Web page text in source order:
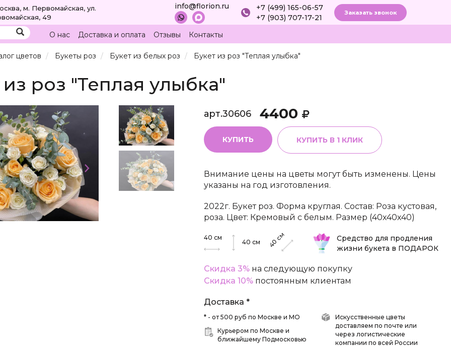
м. Первомайская, ул.
49
info@florion.ru
+7 (499) 165-06-57
+7 (903) 707-17-21
Заказать звонок
О нас Доставка и оплата Отзывы Контакты
цветов Букеты роз Букет из белых роз Букет из роз "Теплая улыбка"
из роз "Теплая улыбка"
арт.30606 4400
КУПИТЬ КУПИТЬ В 1 КЛИК
Внимание цены на цветы могут быть изменены. Цены
указаны на год изготовления.
2022г. Букет роз. Форма круглая. Состав: Роза кустовая,
роза. Цвет: Кремовый с белым. Размер (40х40х40)
40 см
40 см 40
см
Средство для продления
жизни букета в ПОДАРОК
Скидка 3% на следующую покупку
Скидка 10% постоянным клиентам
Доставка *
* - от 500 руб по Москве и МО
Курьером по Москве и
ближайшему Подмосковью
Искусственные цветы
доставляем по почте или
через логистические
компании по всей России